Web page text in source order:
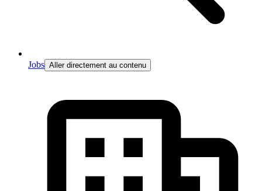
Jobs Aller directement au contenu